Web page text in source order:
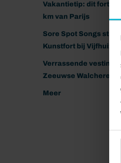
Vakantietip: dit fort
km van Parijs
Sore Spot Songs
Kunstfort bij Vijfhuizen
Verrassende
Zeeuwse Walcheren
Meer